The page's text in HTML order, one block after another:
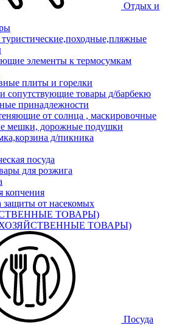
Отдых и
элементы к термосумкам
плиты и горелки
сопутствующие товары д/барбекю
принадлежности
от солнца , маскировочные
мешки, дорожные подушки
д/пикника
посуда
для розжига
копчения
защиты от насекомых
ТОВАРЫ)
(ХОЗЯЙСТВЕННЫЕ ТОВАРЫ)
Посуда